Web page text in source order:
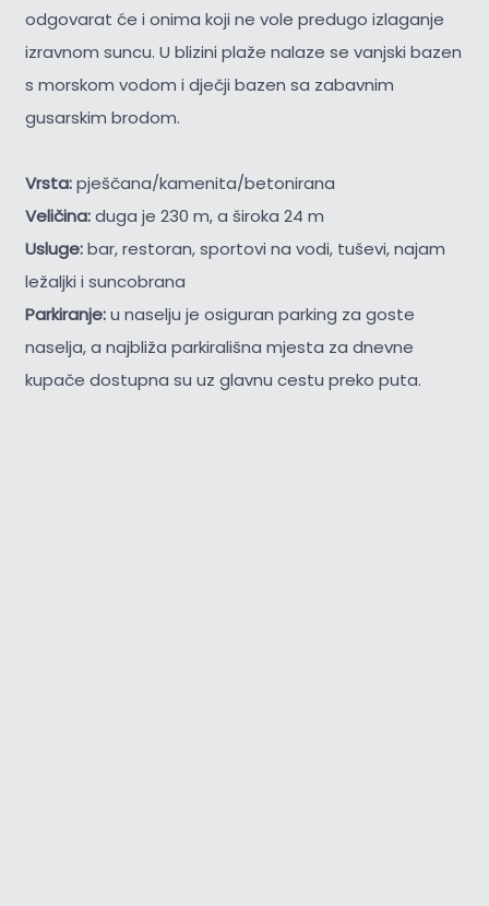
odgovarat će i onima koji ne vole predugo izlaganje
izravnom suncu. U blizini plaže nalaze se vanjski bazen
s morskom vodom i dječji bazen sa zabavnim
gusarskim brodom.
Vrsta:pješčana/kamenita/betonirana
Veličina:duga je 230 m, a široka 24 m
Usluge:bar, restoran, sportovi na vodi, tuševi, najam
ležaljki i suncobrana
Parkiranje:u naselju je osiguran parking za goste
naselja, a najbliža parkirališna mjesta za dnevne
kupače dostupna su uz glavnu cestu preko puta.